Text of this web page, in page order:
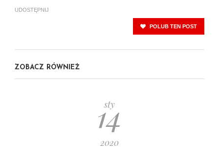
UDOSTĘPNIJ
POLUB TEN POST
ZOBACZ RÓWNIEŻ
sty
14
2020